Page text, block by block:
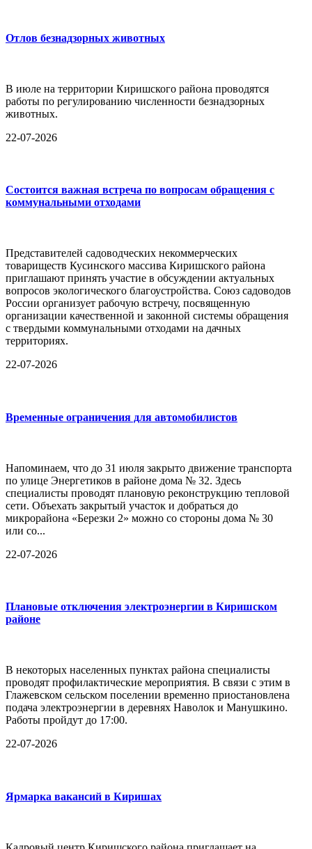
Отлов безнадзорных животных
В июле на территории Киришского района проводятся
работы по регулированию численности безнадзорных
животных.
22-07-2026
Состоится важная встреча по вопросам обращения с
коммунальными отходами
Представителей садоводческих некоммерческих
товариществ Кусинского массива Киришского района
приглашают принять участие в обсуждении актуальных
вопросов экологического благоустройства. Союз садоводов
России организует рабочую встречу, посвященную
организации качественной и законной системы обращения
с твердыми коммунальными отходами на дачных
территориях.
22-07-2026
Временные ограничения для автомобилистов
Напоминаем, что до 31 июля закрыто движение транспорта
по улице Энергетиков в районе дома № 32. Здесь
специалисты проводят плановую реконструкцию тепловой
сети. Объехать закрытый участок и добраться до
микрорайона «Березки 2» можно со стороны дома № 30
или со...
22-07-2026
Плановые отключения электроэнергии в Киришском
районе
В некоторых населенных пунктах района специалисты
проводят профилактические мероприятия. В связи с этим в
Глажевском сельском поселении временно приостановлена
подача электроэнергии в деревнях Наволок и Манушкино.
Работы пройдут до 17:00.
22-07-2026
Ярмарка вакансий в Киришах